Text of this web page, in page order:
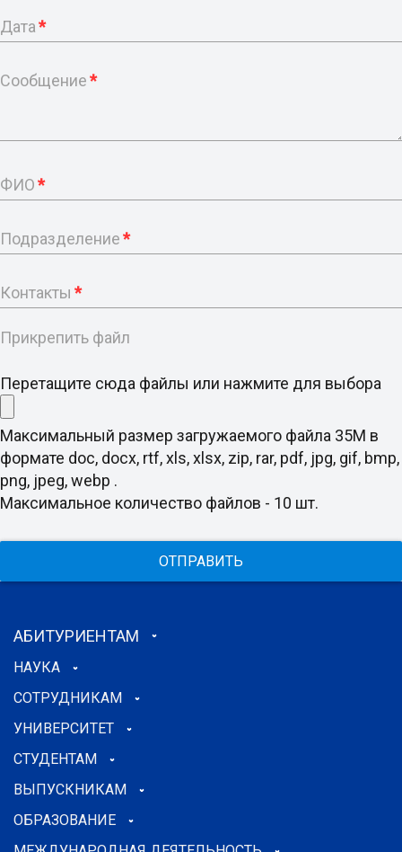
Дата*
Сообщение*
ФИО*
Подразделение*
Контакты *
Прикрепить файл
Перетащите сюда файлы или нажмите для выбора
Максимальный размер загружаемого файла 35M в
формате doc, docx, rtf, xls, xlsx, zip, rar, pdf, jpg, gif, bmp,
png, jpeg, webp .
Максимальное количество файлов - 10 шт.
ОТПРАВИТЬ
АБИТУРИЕНТАМ
НАУКА
СОТРУДНИКАМ
УНИВЕРСИТЕТ
СТУДЕНТАМ
ВЫПУСКНИКАМ
ОБРАЗОВАНИЕ